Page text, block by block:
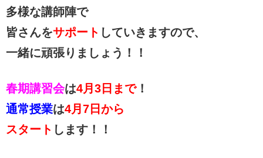
多様な講師陣で
皆さんをサポート していきますので、
一緒に頑張りましょう！！
春期講習会は4月3日まで！
通常授業は4月7日から
スタート します！！